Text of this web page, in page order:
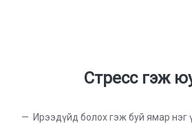
Стресс гэж
Ирээдүйд болох гэж буй ямар